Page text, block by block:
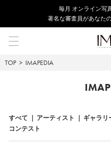
毎⽉ オンライン写
著名な審査員があなた
TOP IMAPEDIA
すべて アーティスト ギャラリ
コンテスト